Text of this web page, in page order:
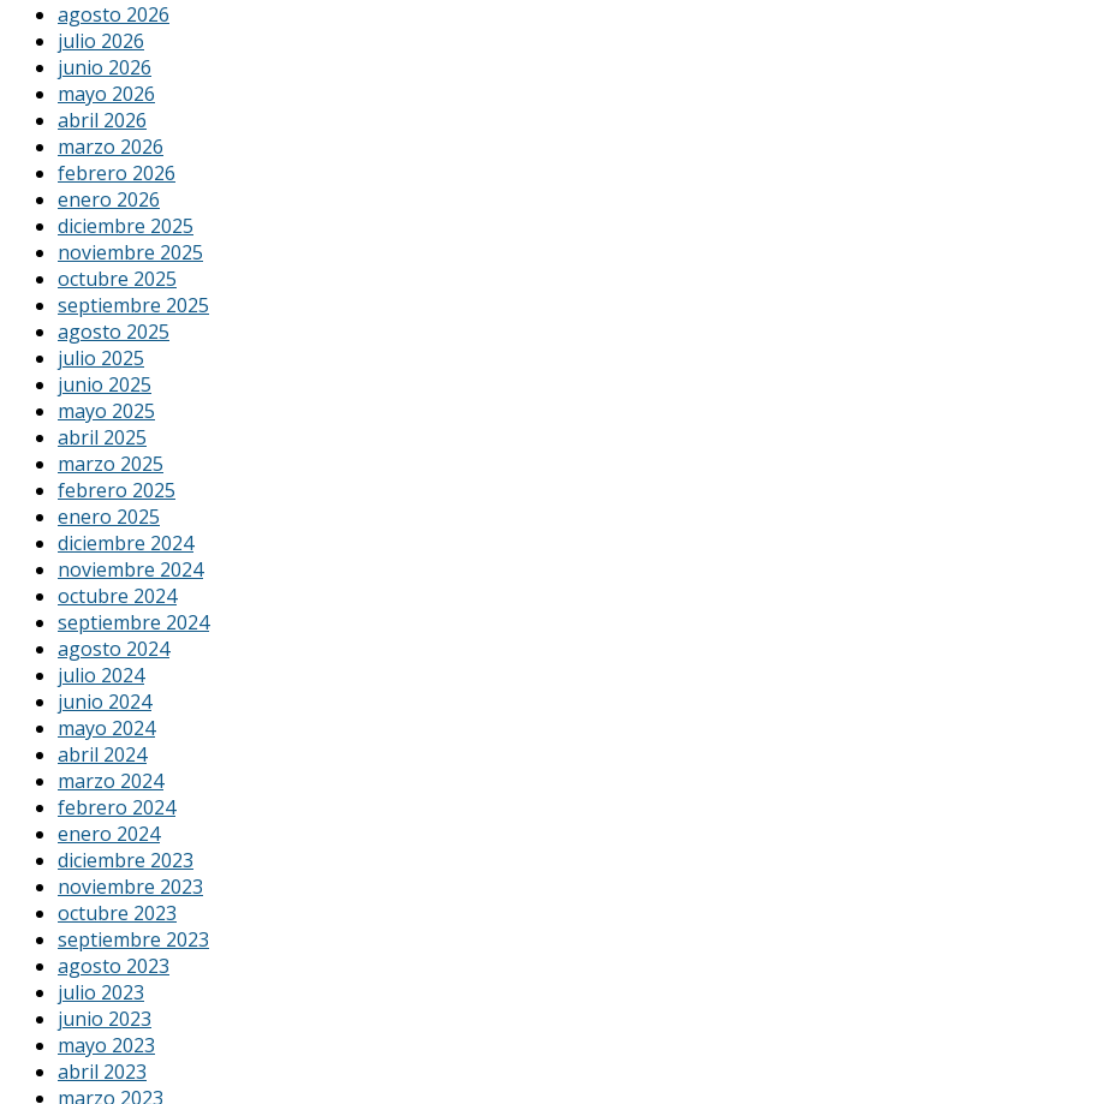
agosto 2026
julio 2026
junio 2026
mayo 2026
abril 2026
marzo 2026
febrero 2026
enero 2026
diciembre 2025
noviembre 2025
octubre 2025
septiembre 2025
agosto 2025
julio 2025
junio 2025
mayo 2025
abril 2025
marzo 2025
febrero 2025
enero 2025
diciembre 2024
noviembre 2024
octubre 2024
septiembre 2024
agosto 2024
julio 2024
junio 2024
mayo 2024
abril 2024
marzo 2024
febrero 2024
enero 2024
diciembre 2023
noviembre 2023
octubre 2023
septiembre 2023
agosto 2023
julio 2023
junio 2023
mayo 2023
abril 2023
marzo 2023